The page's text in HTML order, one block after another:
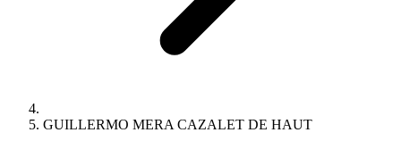
GUILLERMO MERA CAZALET DE HAUT